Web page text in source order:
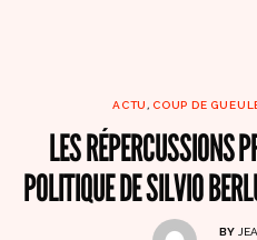
ACTU , COUP DE
LES RÉPERCUSSIONS
POLITIQUE DE SILVIO
BY